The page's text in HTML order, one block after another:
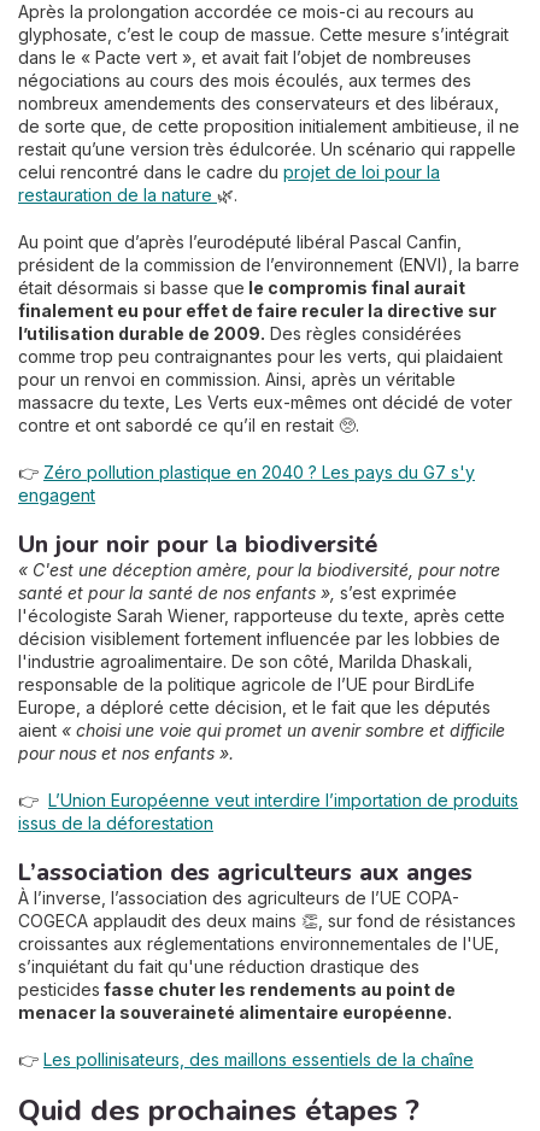
Après la prolongation accordée ce mois-ci au recours au
glyphosate, c’est le coup de massue. Cette mesure s’intégrait
dans le « Pacte vert », et avait fait l’objet de nombreuses
négociations au cours des mois écoulés, aux termes des
nombreux amendements des conservateurs et des libéraux,
de sorte que, de cette proposition initialement ambitieuse, il ne
restait qu’une version très édulcorée. Un scénario qui rappelle
celui rencontré dans le cadre du projet de loi pour la
restauration de la nature 🌿.
Au point que d’après l’eurodéputé libéral Pascal Canfin,
président de la commission de l’environnement (ENVI), la barre
était désormais si basse que le compromis final aurait
finalement eu pour effet de faire reculer la directive sur
l’utilisation durable de 2009. Des règles considérées
comme trop peu contraignantes pour les verts, qui plaidaient
pour un renvoi en commission. Ainsi, après un véritable
massacre du texte, Les Verts eux-mêmes ont décidé de voter
contre et ont sabordé ce qu’il en restait 🥺.
👉 Zéro pollution plastique en 2040 ? Les pays du G7 s'y
engagent
Un jour noir pour la biodiversité
« C'est une déception amère, pour la biodiversité, pour notre
santé et pour la santé de nos enfants », s’est exprimée
l'écologiste Sarah Wiener, rapporteuse du texte, après cette
décision visiblement fortement influencée par les lobbies de
l'industrie agroalimentaire. De son côté, Marilda Dhaskali,
responsable de la politique agricole de l’UE pour BirdLife
Europe, a déploré cette décision, et le fait que les députés
aient « choisi une voie qui promet un avenir sombre et difficile
pour nous et nos enfants ».
👉 L’Union Européenne veut interdire l’importation de produits
issus de la déforestation
L’association des agriculteurs aux anges
À l’inverse, l’association des agriculteurs de l’UE COPA-
COGECA applaudit des deux mains 👏, sur fond de résistances
croissantes aux réglementations environnementales de l'UE,
s’inquiétant du fait qu'une réduction drastique des
pesticides fasse chuter les rendements au point de
menacer la souveraineté alimentaire européenne.
👉 Les pollinisateurs, des maillons essentiels de la chaîne
Quid des prochaines étapes ?